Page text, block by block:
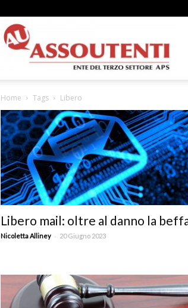
Home Tags Libero
Libero mail: oltre al danno la
Nicoletta Alliney - 20 Giugno 2023